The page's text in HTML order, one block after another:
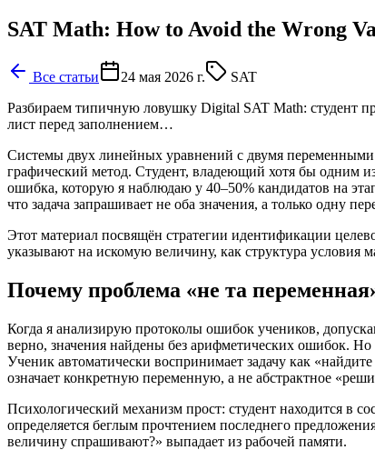
SAT Math: How to Avoid the Wrong
Все статьи 24 мая 2026 г.
SAT
Разбираем типичную ловушку Digital SAT Math: студент
лист перед заполнением…
Системы двух линейных уравнений с двумя
графический метод. Студент, владеющий хотя бы одним
ошибка, которую я наблюдаю у 40–50% кандидатов на
что задача запрашивает не оба значения, а только одну
Этот материал посвящён стратегии идентификации
указывают на искомую величину, как структура условия
Почему проблема «не та
Когда я анализирую протоколы ошибок учеников,
верно, значения найдены без арифметических ошибок.
Ученик автоматически воспринимает задачу как
означает конкретную переменную, а не абстрактное
Психологический механизм прост: студент находится в
определяется беглым прочтением последнего
величину спрашивают?» выпадает из рабочей памяти.